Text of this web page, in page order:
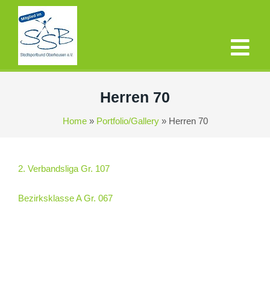
Herren 70
Home» Portfolio/Gallery» Herren 70
2. Verbandsliga Gr. 107
Bezirksklasse A Gr. 067